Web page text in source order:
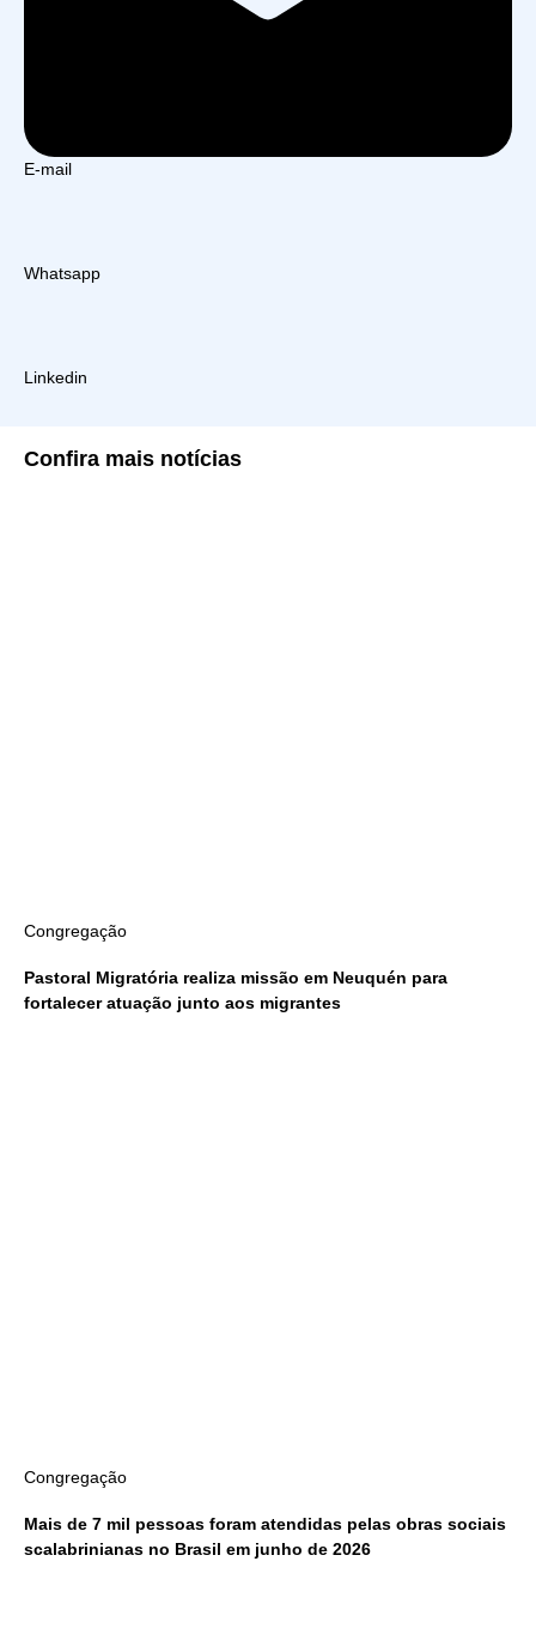
E-mail
Whatsapp
Linkedin
Confira mais notícias
Congregação
Pastoral Migratória realiza missão em Neuquén para
fortalecer atuação junto aos migrantes
Congregação
Mais de 7 mil pessoas foram atendidas pelas obras sociais
scalabrinianas no Brasil em junho de 2026